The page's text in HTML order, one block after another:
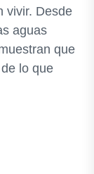
vivir. Desde
aguas
que
lo que